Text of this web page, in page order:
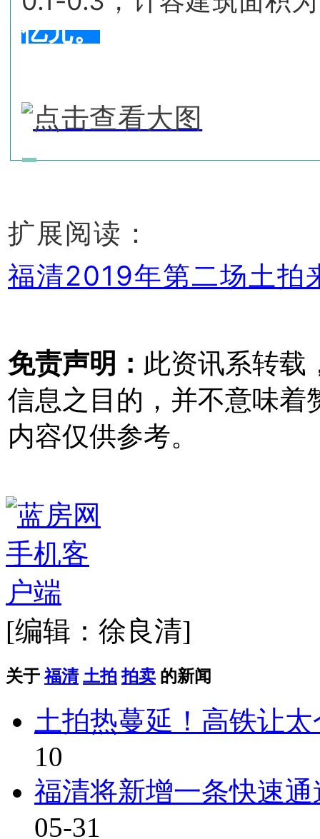
亿元。
扩展阅读：
福清2019年第二场土拍
免责声明： 此资讯系转载
信息之目的，并不意味着
内容仅供参考。
[编辑：徐良清]
关于 福清 土拍 拍卖 的新闻
土拍热蔓延！高铁让
10
福清将新增一条快速
05-31